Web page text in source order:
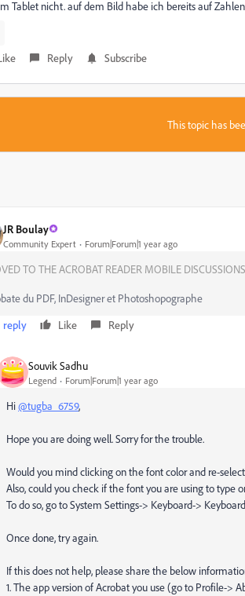
Tablet nicht. auf dem Bild habe ich bereits auf
Reply Subscribe
This topic has
JR Boulay
Community Expert Forum|Forum|1 year ago
TO THE ACROBAT READER MOBILE
du PDF, InDesigner et Photoshopographe
reply
Like Reply
Souvik Sadhu
Legend Forum|Forum|1 year ago
Hi@tugba_6759,
Hope you are doing well. Sorry for the trouble.
Would you mind clicking on the font color and re-
Also, could you check if the font you are using to type
To do so, go to System Settings-> Keyboard->
Once done, try again.
If this does not help, please share the below
1. The app version of Acrobat you use (go to Profile->